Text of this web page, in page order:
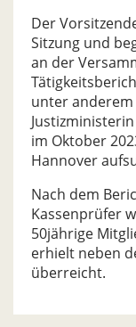
Der
Sitzung und
an der
unter
im Oktober
Hannover
Nach dem
Kassenprüfer
50jährige
erhielt neben
überreicht.